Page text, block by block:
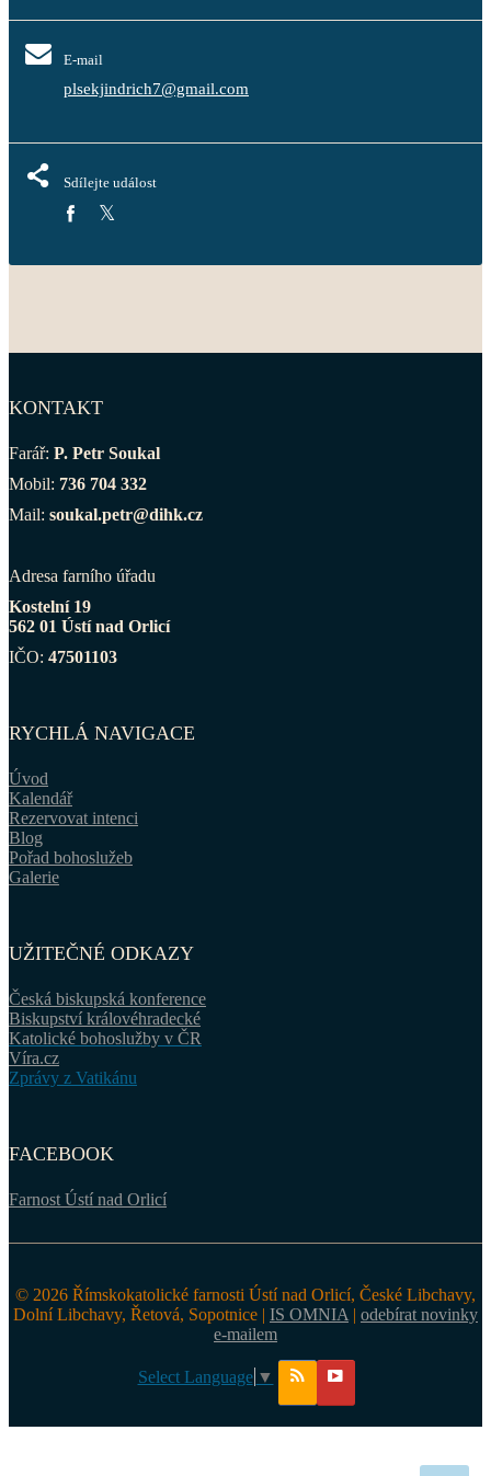
E-mail
plsekjindrich7@gmail.com
Sdílejte událost
KONTAKT
Farář: P. Petr Soukal
Mobil: 736 704 332
Mail: soukal.petr@dihk.cz
Adresa farního úřadu
Kostelní 19
562 01 Ústí nad Orlicí
IČO: 47501103
RYCHLÁ NAVIGACE
Úvod
Kalendář
Rezervovat intenci
Blog
Pořad bohoslužeb
Galerie
UŽITEČNÉ ODKAZY
Česká biskupská konference
Biskupství královéhradecké
Katolické bohoslužby v ČR
Víra.cz
Zprávy z Vatikánu
FACEBOOK
Farnost Ústí nad Orlicí
© 2026 Římskokatolické farnosti Ústí nad Orlicí, České Libchavy,
Dolní Libchavy, Řetová, Sopotnice | IS OMNIA | odebírat novinky
e-mailem
Select Language ▼